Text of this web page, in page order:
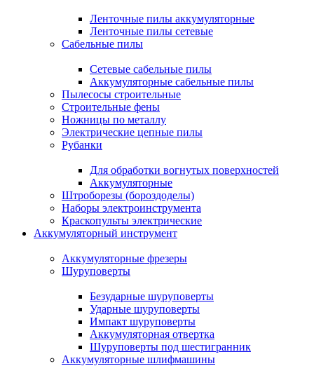
Ленточные пилы аккумуляторные
Ленточные пилы сетевые
Сабельные пилы
Сетевые сабельные пилы
Аккумуляторные сабельные пилы
Пылесосы строительные
Строительные фены
Ножницы по металлу
Электрические цепные пилы
Рубанки
Для обработки вогнутых поверхностей
Аккумуляторные
Штроборезы (бороздоделы)
Наборы электроинструмента
Краскопульты электрические
Аккумуляторный инструмент
Аккумуляторные фрезеры
Шуруповерты
Безударные шуруповерты
Ударные шуруповерты
Импакт шуруповерты
Аккумуляторная отвертка
Шуруповерты под шестигранник
Аккумуляторные шлифмашины